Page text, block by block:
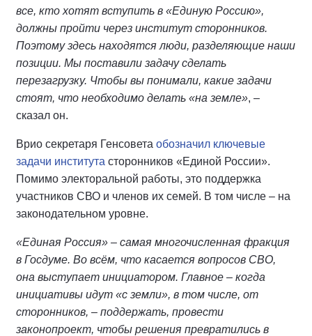
все, кто хотят вступить в «Единую Россию»,
должны пройти через институт сторонников.
Поэтому здесь находятся люди, разделяющие наши
позиции. Мы поставили задачу сделать
перезагрузку. Чтобы вы понимали, какие задачи
стоят, что необходимо делать «на земле», –
сказал он.
Врио секретаря Генсовета обозначил ключевые
задачи института сторонников «Единой России».
Помимо электоральной работы, это поддержка
участников СВО и членов их семей. В том числе – на
законодательном уровне.
«Единая Россия» – самая многочисленная фракция
в Госдуме. Во всём, что касается вопросов СВО,
она выступает инициатором. Главное – когда
инициативы идут «с земли», в том числе, от
сторонников, – поддержать, провести
законопроект, чтобы решения превратились в